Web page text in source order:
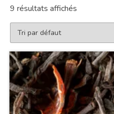
9 résultats affichés